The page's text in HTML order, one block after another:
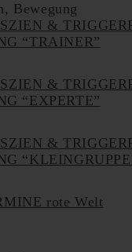
Bewegung
&
“TRAINER”
&
“EXPERTE”
&
rote Welt